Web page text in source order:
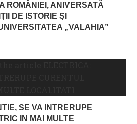
ROMÂNIEI, ANIVERSATĂ
DE ISTORIE ŞI
„VALAHIA”
SE VA INTRERUPE
IN MAI MULTE